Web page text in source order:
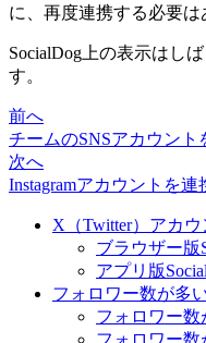
に、再度連携する必要は
SocialDog上の表示はし
す。
前へ
チームのSNSアカウント
次へ
Instagramアカウントを連
X（Twitter）アカ
ブラウザー版
アプリ版
フォロワー数が多
フォロワー数
フォロワー数